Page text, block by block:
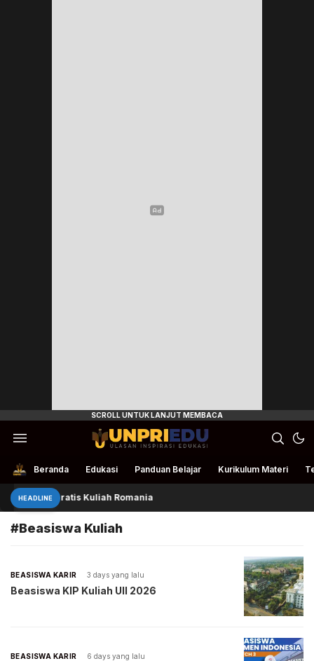
UnpriEdu
Ulasan Inspirasi Edukasi
Beranda Edukasi Panduan Belajar Kurikulum Materi
HEADLINEGratis Kuliah Romania
#Beasiswa Kuliah
BEASISWA KARIR 3 days yang lalu
Beasiswa KIP Kuliah UII 2026
BEASISWA KARIR 6 days yang lalu